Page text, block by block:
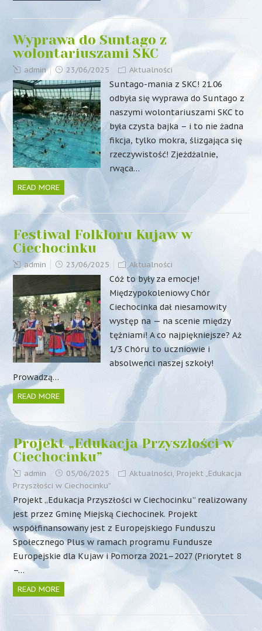
Wyprawa do Suntago z
wolontariuszami SKC
admin 23/06/2025 Aktualności
Suntago-mania z SKC! 21.06
odbyła się wyprawa do Suntago z
naszymi wolontariuszami SKC to
była czysta bajka – i to nie żadna
fikcja, tylko mokra, ślizgająca się
rzeczywistość! Zjeżdżalnie,
rwąca…
READ MORE
Festiwal Folkloru Kujaw w
Ciechocinku
admin 23/06/2025 Aktualności
Cóż to były za emocje!
Międzypokoleniowy Chór
Ciechocinka dał niesamowity
występ na — na scenie między
tężniami! A co najpiękniejsze? Aż
1/3 Chóru to uczniowie i
absolwenci naszej szkoły!
Prowadzą…
READ MORE
Projekt „Edukacja Przyszłości w
Ciechocinku”
admin 05/06/2025 Aktualności, Projekt „Edukacja
Przyszłości w Ciechocinku”
Projekt „Edukacja Przyszłości w Ciechocinku” realizowany
jest przez Gminę Miejską Ciechocinek. Projekt
współfinansowany jest z Europejskiego Funduszu
Społecznego Plus w ramach programu Fundusze
Europejskie dla Kujaw i Pomorza 2021–2027 (Priorytet 8
–…
READ MORE